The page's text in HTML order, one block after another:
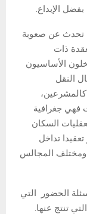
الإبداع.
تحدث عن صعوبة
ذات
الأساسيون
النقل
فهي جغرافية
السكان
تداخل
ومختلف المجالس
الحضور التي
تنتج عنها.